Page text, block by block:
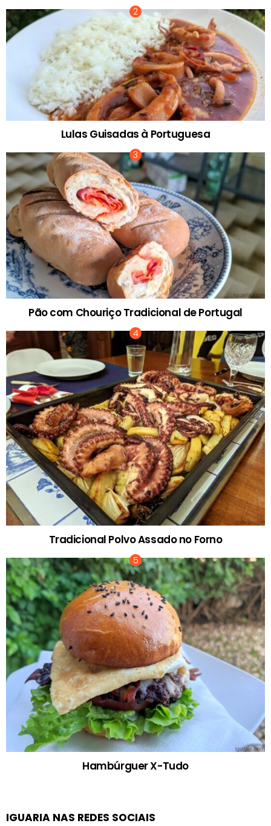
Lulas Guisadas à Portuguesa
Pão com Chouriço Tradicional de Portugal
Tradicional Polvo Assado no Forno
Hambúrguer X-Tudo
IGUARIA NAS REDES SOCIAIS